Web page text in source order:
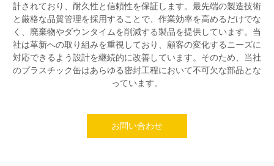
計されており、耐久性と信頼性を保証します。最先端の製造技術
と厳格な品質管理を採用することで、作業効率を高めるだけでな
く、廃棄物やダウンタイムを削減する製品を提供しています。当
社は革新への取り組みを重視しており、顧客の変化するニーズに
対応できるよう設計を継続的に改善しています。そのため、当社
のプラスチック缶はあらゆる密封工程において不可欠な部品とな
っています。
お問い合わせ